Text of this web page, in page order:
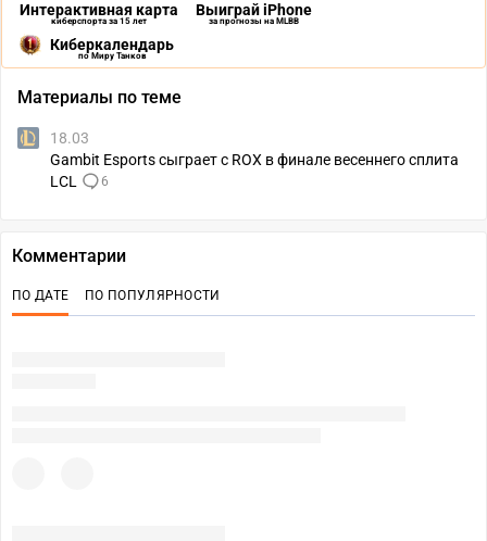
Интерактивная карта
киберспорта за 15 лет
Выиграй iPhone
за прогнозы на MLBB
Киберкалендарь
по Миру Танков
Материалы по теме
18.03
Gambit Esports сыграет с ROX в финале весеннего сплита
LCL
6
Комментарии
ПО ДАТЕ ПО ПОПУЛЯРНОСТИ